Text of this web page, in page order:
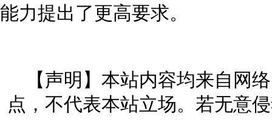
能力提出了更高要求。
【声明】本站内容均来自网
点，不代表本站立场。若无意